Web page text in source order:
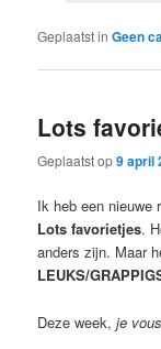
Geplaatst in Geen
Lots
Geplaatst op9 april
Ik heb een nieuwe
Lots favorietjes.
anders zijn. Maar
LEUKS/
Deze week,je